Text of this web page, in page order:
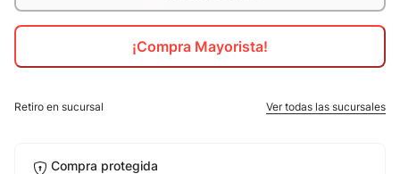
¡Compra Mayorista!
Retiro en sucursal Ver todas las sucursales
Compra protegida